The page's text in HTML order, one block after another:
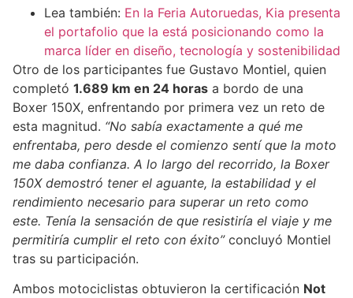
Lea también: En la Feria Autoruedas, Kia presenta
el portafolio que la está posicionando como la
marca líder en diseño, tecnología y sostenibilidad
Otro de los participantes fue Gustavo Montiel, quien
completó 1.689 km en 24 horas a bordo de una
Boxer 150X, enfrentando por primera vez un reto de
esta magnitud. “No sabía exactamente a qué me
enfrentaba, pero desde el comienzo sentí que la moto
me daba confianza. A lo largo del recorrido, la Boxer
150X demostró tener el aguante, la estabilidad y el
rendimiento necesario para superar un reto como
este. Tenía la sensación de que resistiría el viaje y me
permitiría cumplir el reto con éxito” concluyó Montiel
tras su participación.
Ambos motociclistas obtuvieron la certificación Not